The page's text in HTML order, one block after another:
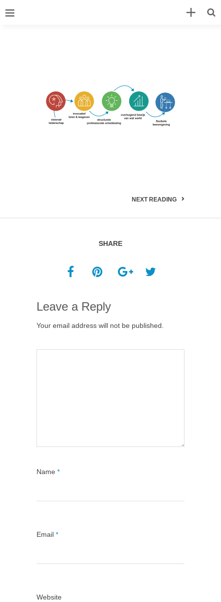
NEXT READING
SHARE
Leave a Reply
Your email address will not be published.
Name *
Email *
Website